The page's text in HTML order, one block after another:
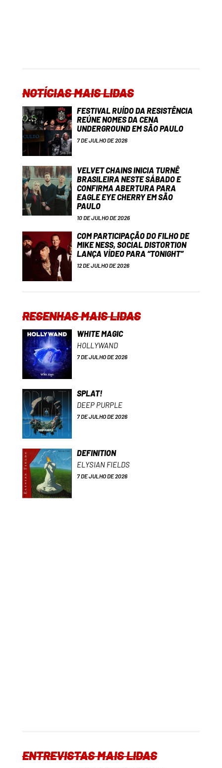
NOTÍCIAS MAIS LIDAS
FESTIVAL RUÍDO DA RESISTÊNCIA
REÚNE NOMES DA CENA
UNDERGROUND EM SÃO PAULO
7 DE JULHO DE 2026
VELVET CHAINS INICIA TURNÊ
BRASILEIRA NESTE SÁBADO E
CONFIRMA ABERTURA PARA
EAGLE EYE CHERRY EM SÃO
PAULO
10 DE JULHO DE 2026
COM PARTICIPAÇÃO DO FILHO DE
MIKE NESS, SOCIAL DISTORTION
LANÇA VÍDEO PARA “TONIGHT”
12 DE JULHO DE 2026
RESENHAS MAIS LIDAS
WHITE MAGIC
HOLLYWAND
7 DE JULHO DE 2026
SPLAT!
DEEP PURPLE
7 DE JULHO DE 2026
DEFINITION
ELYSIAN FIELDS
7 DE JULHO DE 2026
ENTREVISTAS MAIS LIDAS